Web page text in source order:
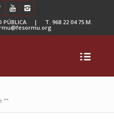
PÚBLICA | T. 968 22 04 75 M.
""